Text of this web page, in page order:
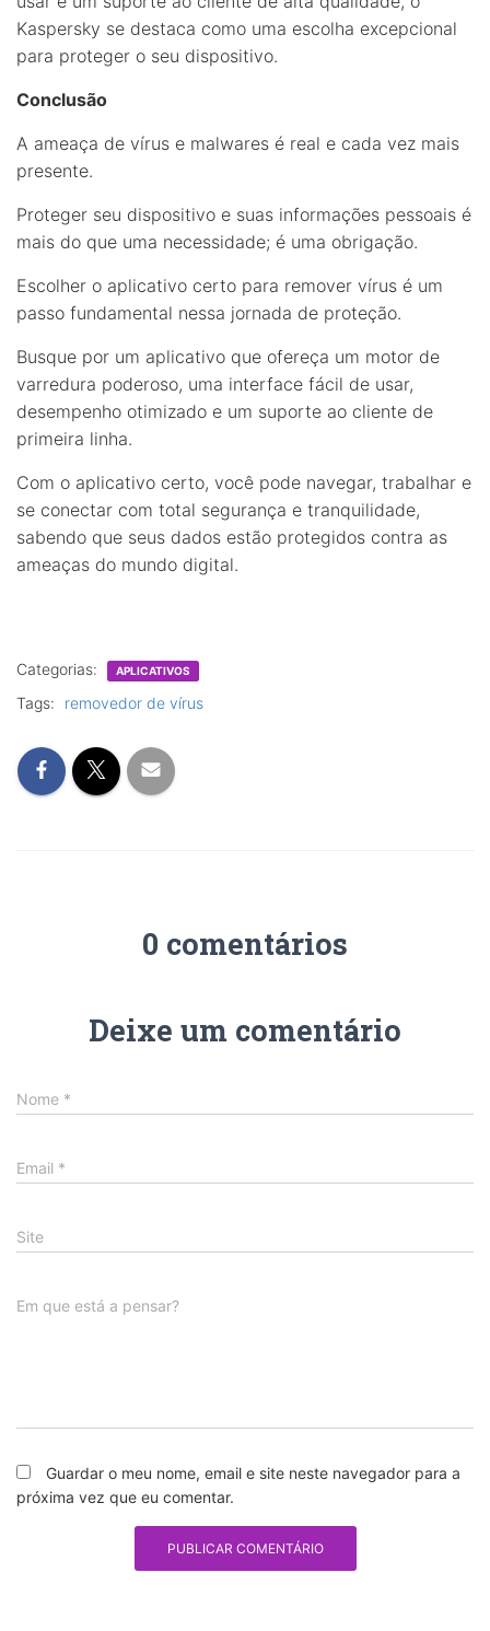
Kaspersky se destaca como uma escolha excepcional
para proteger o seu dispositivo.
Conclusão
A ameaça de vírus e malwares é real e cada vez mais
presente.
Proteger seu dispositivo e suas informações pessoais é
mais do que uma necessidade; é uma obrigação.
Escolher o aplicativo certo para remover vírus é um
passo fundamental nessa jornada de proteção.
Busque por um aplicativo que ofereça um motor de
varredura poderoso, uma interface fácil de usar,
desempenho otimizado e um suporte ao cliente de
primeira linha.
Com o aplicativo certo, você pode navegar, trabalhar e
se conectar com total segurança e tranquilidade,
sabendo que seus dados estão protegidos contra as
ameaças do mundo digital.
Categorias: APLICATIVOS
Tags: removedor de vírus
0 comentários
Deixe um comentário
Nome *
Email *
Site
Em que está a pensar?
Guardar o meu nome, email e site neste navegador para a
próxima vez que eu comentar.